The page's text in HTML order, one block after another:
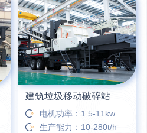
建筑垃圾移动破碎站
电机功率：1.5-11kw
生产能力：10-280t/h